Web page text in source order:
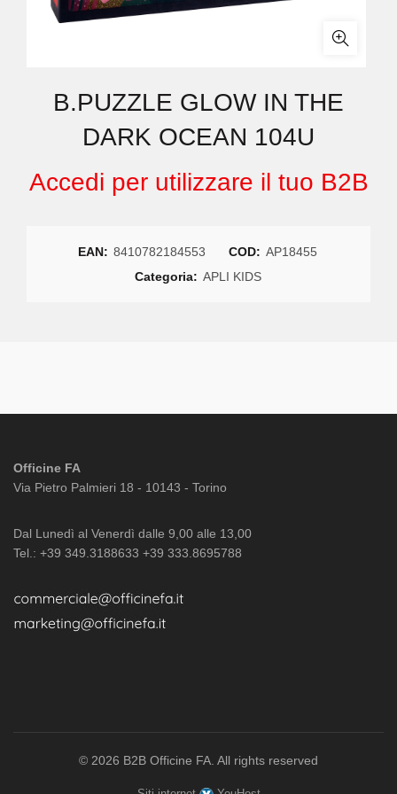
B.PUZZLE GLOW IN THE
DARK OCEAN 104U
Accedi per utilizzare il tuo B2B
EAN: 8410782184553 COD: AP18455
Categoria: APLI KIDS
Officine FA
Via Pietro Palmieri 18 - 10143 - Torino
Dal Lunedì al Venerdì dalle 9,00 alle 13,00
Tel.: +39 349.3188633 +39 333.8695788
© 2026 B2B Officine FA . All rights reserved